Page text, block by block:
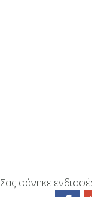
Σας φάνηκε